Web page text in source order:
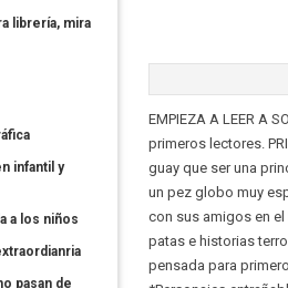
EMPIEZA A LEER A
primeros lectores.
guay que ser una
un pez globo muy
con sus amigos en
patas e historias
pensada para
librería, mira
infantil y
a los niños
pasan de